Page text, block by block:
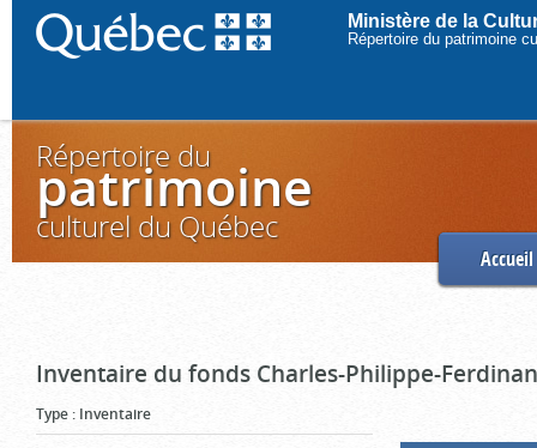
Ministère de la
Répertoire du patrimoine
Répertoire du
patrimoine
culturel du Québec
Accueil
Inventaire du fonds Charles-Philippe-
Type : Inventaire